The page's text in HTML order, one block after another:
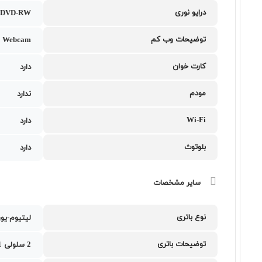
درایو نوری DVD-RW
توضیحات وب کم
کارت خوان دارد
مودم ندارد
Wi-Fi دارد
بلوتوث دارد
سایر مشخصات
نوع باتری لیتیوم-
توضیحات باتری 2 سلولی 31 وات ساعت